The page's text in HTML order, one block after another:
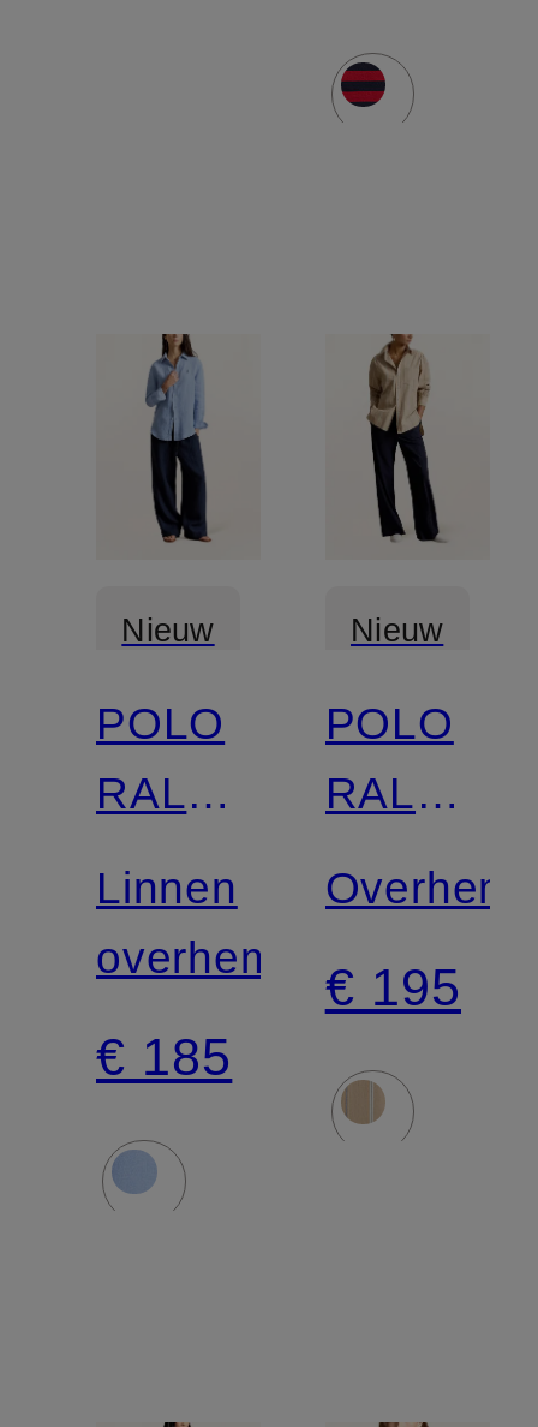
Nieuw
POLO
RALPH
LAUREN
Linnen
overhemdblouse
€ 185
Nieuw
POLO
RALPH
LAUREN
€ 195